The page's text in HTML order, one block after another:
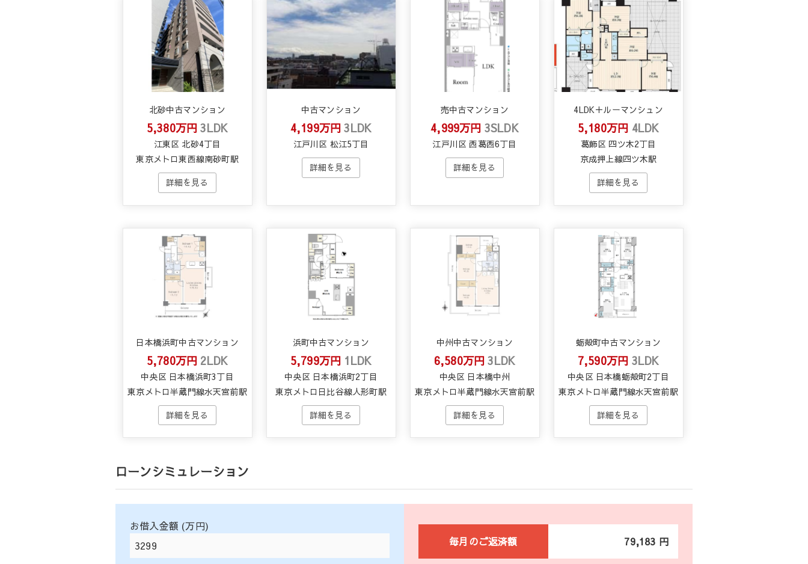
北砂中古マンション
5,380万円3LDK
江東区 北砂4丁目
東京メトロ東西線南砂町駅
中古マンション
4,199万円3LDK
江戸川区 松江5丁目
売中古マンション
4,999万円 3SLDK
江戸川区 西葛西6丁目
4LDK＋ルーマンシュン
5,180万円 4LDK
葛飾区 四ツ木2丁目
京成押上線四ツ木駅
日本橋浜町中古マンション
5,780万円 2LDK
中央区 日本橋浜町3丁目
東京メトロ半蔵門線水天宮前駅
浜町中古マンション
5,799万円 1LDK
中央区 日本橋浜町2丁目
東京メトロ日比谷線人形町駅
中州中古マンション
6,580万円3LDK
中央区 日本橋中州
東京メトロ半蔵門線水天宮前駅
蛎殻町中古マンション
7,590万円 3LDK
中央区 日本橋蛎殻町2丁目
東京メトロ半蔵門線水天宮前駅
ローンシミュレーション
お借入金額 (万円)
毎月のご返済額
79,183 円